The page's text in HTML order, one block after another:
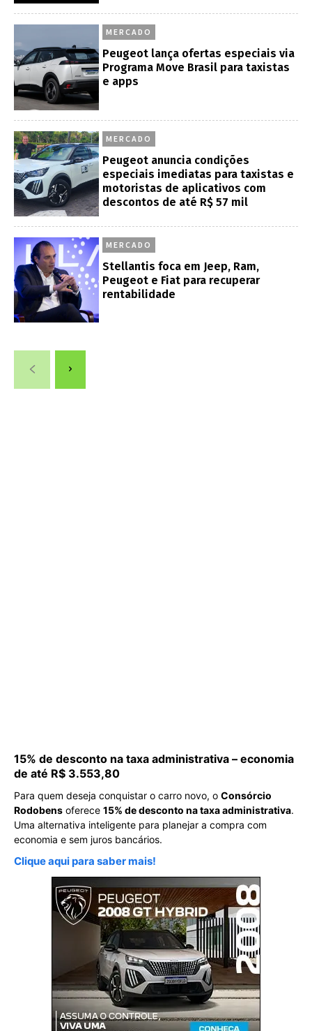
MERCADO
Peugeot lança ofertas especiais via
Programa Move Brasil para taxistas
e apps
MERCADO
Peugeot anuncia condições
especiais imediatas para taxistas e
motoristas de aplicativos com
descontos de até R$ 57 mil
MERCADO
Stellantis foca em Jeep, Ram,
Peugeot e Fiat para recuperar
rentabilidade
15% de desconto na taxa administrativa – economia
de até R$ 3.553,80
Para quem deseja conquistar o carro novo, o Consórcio
Rodobens oferece 15% de desconto na taxa administrativa.
Uma alternativa inteligente para planejar a compra com
economia e sem juros bancários.
Clique aqui para saber mais!